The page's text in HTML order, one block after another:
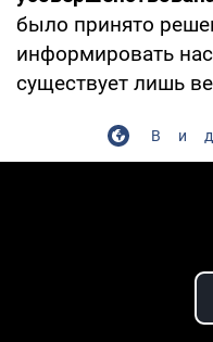
было принято
информировать
существует лишь